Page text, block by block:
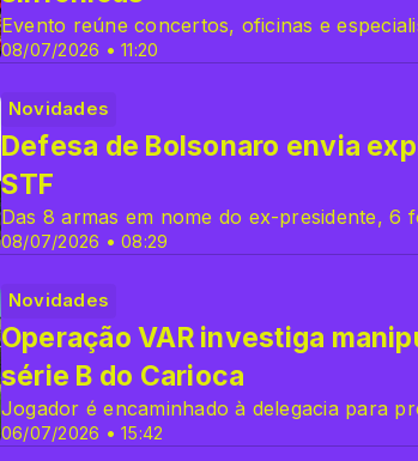
08/07/2026 • 11:20
Evento reúne concertos, oficinas e
Novidades
08/07/2026 • 08:29
Defesa de Bolsonaro envia
STF
Das 8 armas em nome do ex-presidente, 6
Novidades
06/07/2026 • 15:42
Operação VAR investiga
série B do Carioca
Jogador é encaminhado à delegacia para